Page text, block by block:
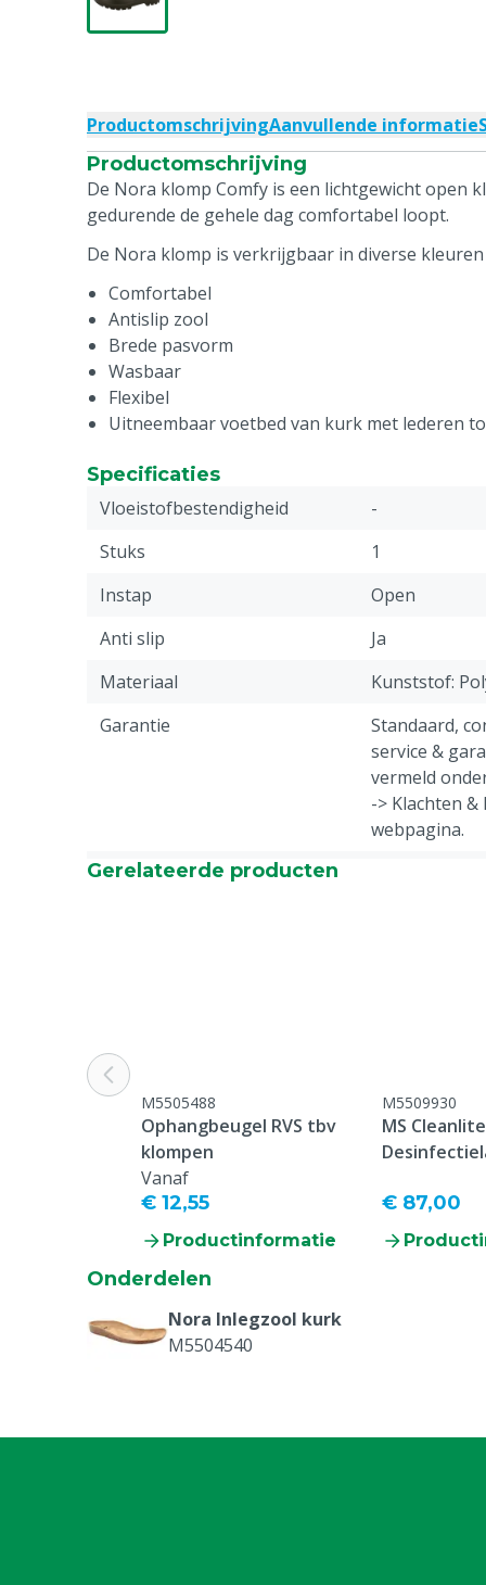
ProductomschrijvingAanvullende informatie
Productomschrijving
De Nora klomp Comfy is een lichtgewicht open
gedurende de gehele dag comfortabel loopt.
De Nora klomp is verkrijgbaar in diverse
Comfortabel
Antislip zool
Brede pasvorm
Wasbaar
Flexibel
Uitneembaar voetbed van kurk met lederen
Specificaties
Vloeistofbestendigheid
-
Stuks
1
Instap
Open
Anti slip
Ja
Materiaal
Kunststof:
Garantie
Standaard,
service &
vermeld
-> Klachten
webpagina.
Diergroep
Schoenmaat
Gerelateerde producten
M5505488
Ophangbeugel RVS tbv
klompen
Vanaf
€ 12,55
Productinformatie
M5509930
MS Cleanlite
€ 87,00
Onderdelen
Nora Inlegzool kurk
M5504540